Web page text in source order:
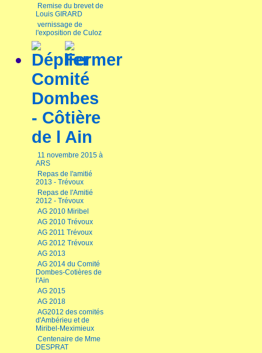
Remise du brevet de
Louis GIRARD
vernissage de
l'exposition de Culoz
Comité
Dombes
- Côtière
de l Ain
11 novembre 2015 à
ARS
Repas de l'amitié
2013 - Trévoux
Repas de l'Amitié
2012 - Trévoux
AG 2010 Miribel
AG 2010 Trévoux
AG 2011 Trévoux
AG 2012 Trévoux
AG 2013
AG 2014 du Comité
Dombes-Cotières de
l'Ain
AG 2015
AG 2018
AG2012 des comités
d'Ambérieu et de
Miribel-Meximieux
Centenaire de Mme
DESPRAT